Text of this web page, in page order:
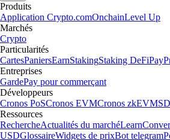
Produits
Application Crypto.comOnchainLevel Up
Marchés
Crypto
Particularités
CartesPaniersEarnStakingStaking DeFiPay
Entreprises
GardePay pour commerçant
Développeurs
Cronos PoSCronos EVMCronos zkEVM
Ressources
RechercheActualités du marchéLearn
USDGlossaireWidgets de prixBot telegram